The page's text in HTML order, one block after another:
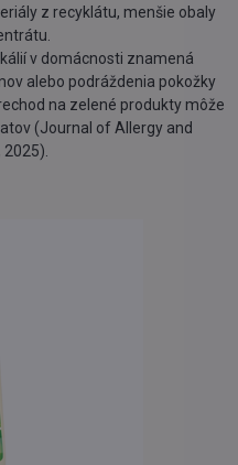
z recyklátu, menšie obaly
v domácnosti znamená
alebo podráždenia pokožky
na zelené produkty môže
(Journal of Allergy and
2025).